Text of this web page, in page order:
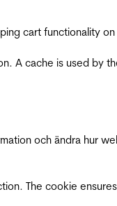
cart functionality
A cache is used by
och ändra hur
The cookie